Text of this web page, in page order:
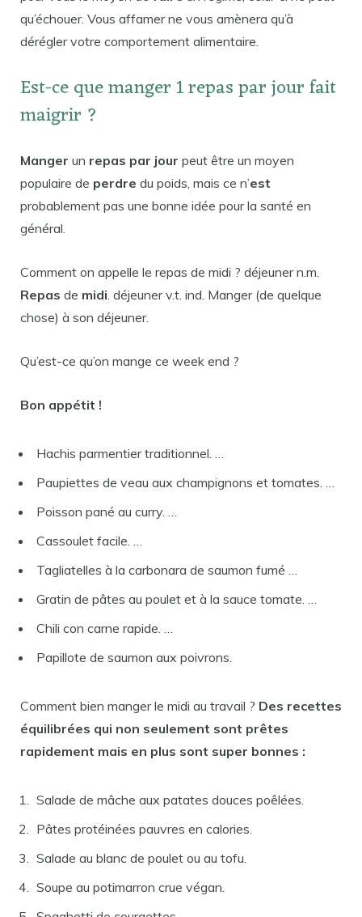
qu’échouer. Vous affamer ne vous amènera qu’à
dérégler votre comportement alimentaire.
Est-ce que manger 1 repas par jour fait
maigrir ?
Manger un repas par jour peut être un moyen
populaire de perdre du poids, mais ce n’est
probablement pas une bonne idée pour la santé en
général.
Comment on appelle le repas de midi ? déjeuner n.m.
Repas de midi . déjeuner v.t. ind. Manger (de quelque
chose) à son déjeuner.
Qu’est-ce qu’on mange ce week end ?
Bon appétit !
Hachis parmentier traditionnel. …
Paupiettes de veau aux champignons et tomates. …
Poisson pané au curry. …
Cassoulet facile. …
Tagliatelles à la carbonara de saumon fumé …
Gratin de pâtes au poulet et à la sauce tomate. …
Chili con carne rapide. …
Papillote de saumon aux poivrons.
Comment bien manger le midi au travail ? Des recettes
équilibrées qui non seulement sont prêtes
rapidement mais en plus sont super bonnes :
Salade de mâche aux patates douces poêlées.
Pâtes protéinées pauvres en calories.
Salade au blanc de poulet ou au tofu.
Soupe au potimarron crue végan.